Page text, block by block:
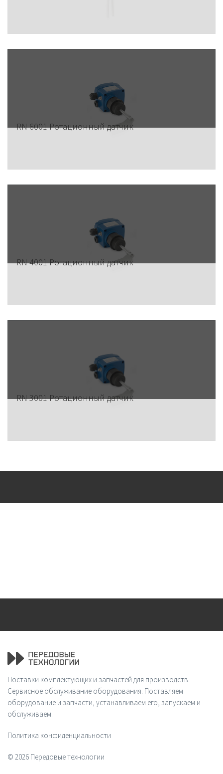
RN 6001 Ротационный датчик
RN 4001 Ротационный датчик
RN 3001 Ротационный датчик
Поставки комплектующих и запчастей для производств.
Сервисное обслуживание оборудования. Поставляем
оборудование и запчасти, устанавливаем его, запускаем и
обслуживаем.
Политика конфиденциальности
© 2026 Передовые технологии